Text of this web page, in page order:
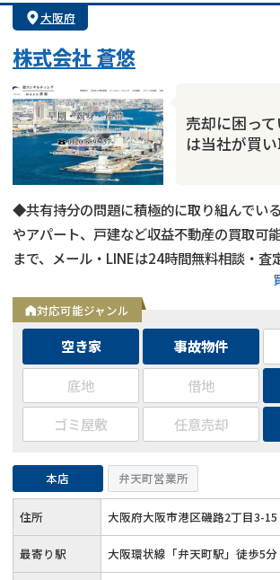
大阪府
株式会社 蒼悠
売却に困っ
は当社が買
◆共有持分の問題に積極的に取り組んでい
やアパート、戸建など収益不動産の買取可
まで、メール・LINEは24時間無料相談・
対応可能ジャンル
空き家 事故物件
底地
借地
ゴミ屋敷
任意売却
本店 弁天町営業所
住所 大阪府大阪市港区磯路2丁目3-
最寄り駅 大阪環状線「弁天町駅」徒歩5分